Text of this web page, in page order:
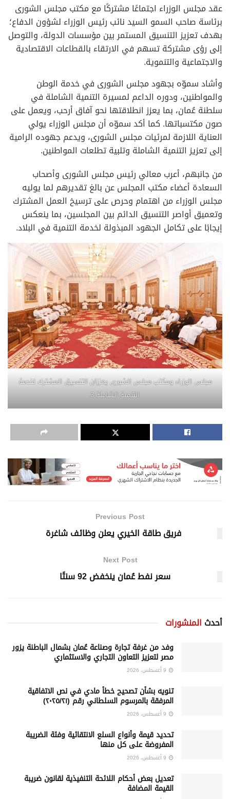
عقد مجلس الوزراء اجتماعًا مشتركًا مع مكتب مجلس الشورى
برئاسة صاحب السمو السيد نائب رئيس الوزراء لشؤون الدفاع؛
بهدف تعزيز التنسيق المستمر بين مؤسسات الدولة، والتوصل
إلى رؤى مشتركة تسهم في الارتقاء بالقطاعات الاقتصادية
والاجتماعية والتنموية.
وأشاد سموّه بجهود مجلس الشورى في خدمة الوطن
والمواطنين، ودوره الداعم لمسيرة التنمية الشاملة في
سلطنة عُمان، بما يعزز انطلاقتها نحو آفاق أرحب، ويعمل على
صون مكتسباتها. كما أكد سموّه أن مجلس الوزراء يولي
العناية اللازمة لمرئيات مجلس الشورى، ويدعم جهوده الرامية
إلى تعزيز التنمية الشاملة وتلبية تطلعات المواطنين.
من جانبهم، أعرب معالي رئيس مجلس الشورى وأصحاب
السعادة أعضاء مكتب المجلس عن بالغ تقديرهم لما يوليه
مجلس الوزراء من اهتمام وحرص على ترسيخ العمل المشترك
وتعميق أواصر التنسيق الدائم بين المجلسين، بما ينعكس
إيجابًا على تكامل الجهود المبذولة لخدمة التنمية في البلاد.
مجلس الوزراء ومكتب مجلس الشورى يعززان التنسيق المشترك لخدمة
التنمية الشاملة 3
Previous Post
فريق طاقة الخيري يعلن وظائف شاغرة
Next Post
سعر نفط عُمان ينخفض 92 سنتًا
أحدث المنشورات
وفد من غرفة تجارة وصناعة عُمان بشمال الباطنة يزور
مصر لتعزيز التعاون التجاري والاستثماري
تنويه بشأن تصحيح خطأ مادي في نص الاتفاقية
المرفقة بالمرسوم السلطاني رقم (٢٠٢٥/٢١)
تحديد قيمة وأنواع السلع الانتقائية وفئة الضريبة
المفروضة على كل منها
تعديل بعض أحكام اللائحة التنفيذية لقانون ضريبة
القيمة المضافة